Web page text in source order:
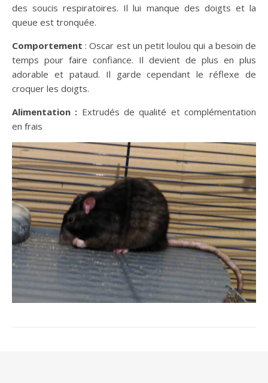
des soucis respiratoires. Il lui manque des doigts et la
queue est tronquée.
Comportement : Oscar est un petit loulou qui a besoin de
temps pour faire confiance. Il devient de plus en plus
adorable et pataud. Il garde cependant le réflexe de
croquer les doigts.
Alimentation : Extrudés de qualité et complémentation
en frais